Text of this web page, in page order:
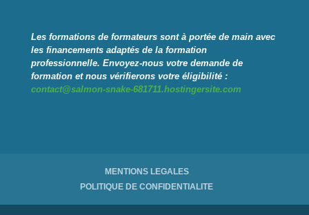
Les formations de formateurs sont à portée de main avec
les financements adaptés de la formation
professionnelle. Envoyez-nous votre demande de
formation et nous vérifierons votre éligibilité :
contact@salmon-snake-681711.hostingersite.com
MENTIONS LEGALES
POLITIQUE DE CONFIDENTIALITE